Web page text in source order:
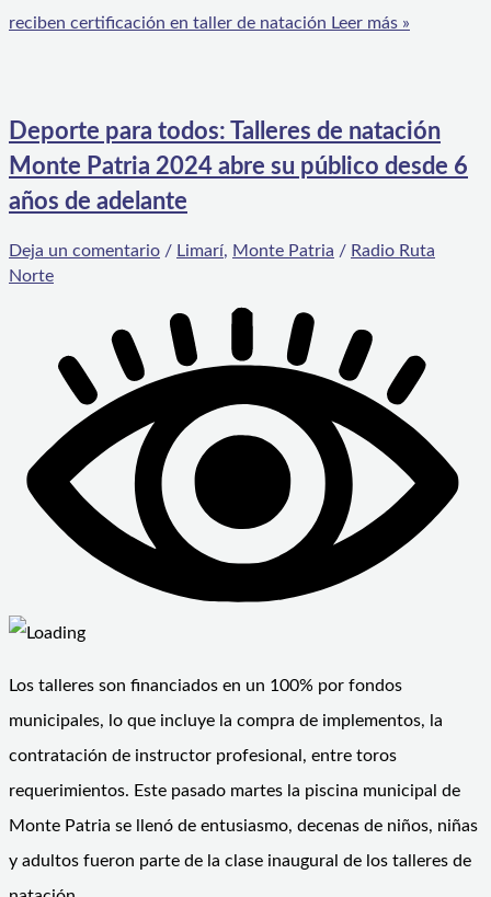
reciben certificación en taller de natación Leer más »
Deporte para todos: Talleres de natación
Monte Patria 2024 abre su público desde 6
años de adelante
Deja un comentario / Limarí, Monte Patria / Radio Ruta
Norte
Los talleres son financiados en un 100% por fondos
municipales, lo que incluye la compra de implementos, la
contratación de instructor profesional, entre toros
requerimientos. Este pasado martes la piscina municipal de
Monte Patria se llenó de entusiasmo, decenas de niños, niñas
y adultos fueron parte de la clase inaugural de los talleres de